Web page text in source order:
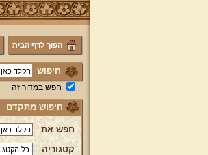
הפוך לדף הבית
חיפוש
חפש במדור זה
חיפוש מתקדם
חפש את
קטגוריה